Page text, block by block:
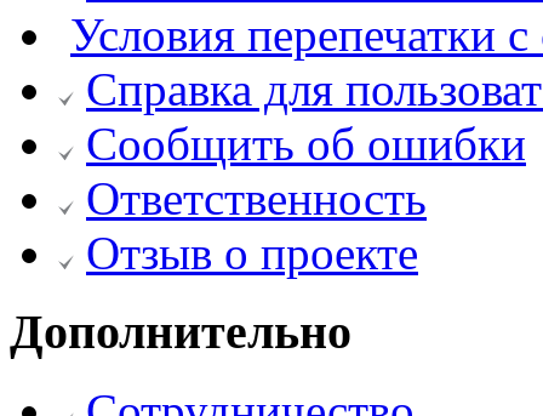
Условия перепечатки с
Справка для
Сообщить об ошибки
Ответственность
Отзыв о проекте
Дополнительно